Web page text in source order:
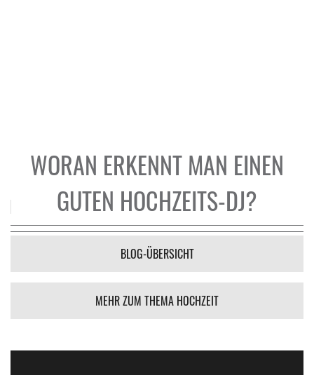
WORAN ERKENNT MAN EINEN
GUTEN HOCHZEITS-DJ?
BLOG-ÜBERSICHT
MEHR ZUM THEMA HOCHZEIT